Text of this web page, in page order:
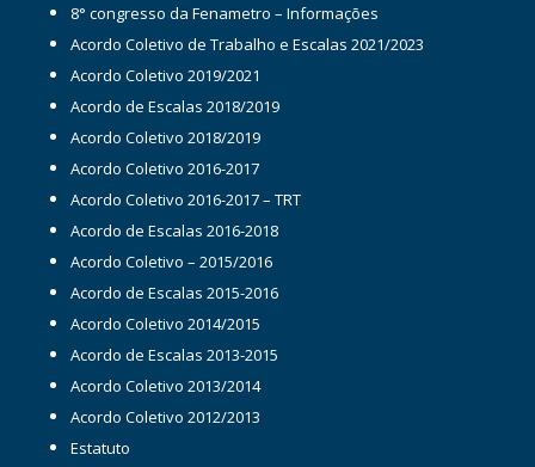
8° congresso da Fenametro – Informações
Acordo Coletivo de Trabalho e Escalas 2021/2023
Acordo Coletivo 2019/2021
Acordo de Escalas 2018/2019
Acordo Coletivo 2018/2019
Acordo Coletivo 2016-2017
Acordo Coletivo 2016-2017 – TRT
Acordo de Escalas 2016-2018
Acordo Coletivo – 2015/2016
Acordo de Escalas 2015-2016
Acordo Coletivo 2014/2015
Acordo de Escalas 2013-2015
Acordo Coletivo 2013/2014
Acordo Coletivo 2012/2013
Estatuto